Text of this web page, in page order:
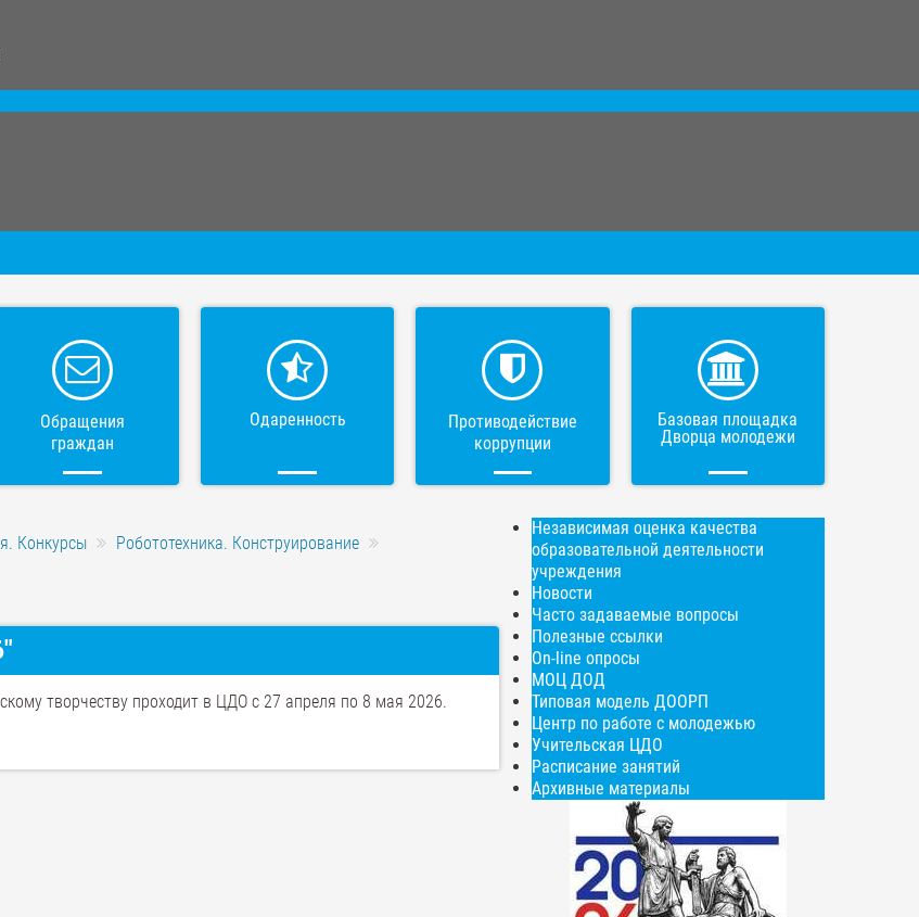
Обращения
граждан
Одаренность
Противодействие
коррупции
Базовая площадка
Дворца молодежи
Конкурсы
Робототехника. Конструирование
творчеству проходит в ЦДО с 27 апреля по 8 мая 2026.
Независимая оценка качества
образовательной деятельности
учреждения
Новости
Часто задаваемые вопросы
Полезные ссылки
On-line опросы
МОЦ ДОД
Типовая модель ДООРП
Центр по работе с молодежью
Учительская ЦДО
Расписание занятий
Архивные материалы